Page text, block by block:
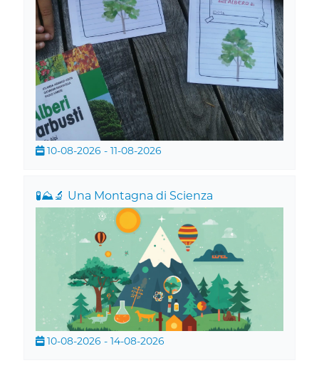
10-08-2026 - 11-08-2026
🧪⛰️🔬 Una Montagna di Scienza
10-08-2026 - 14-08-2026